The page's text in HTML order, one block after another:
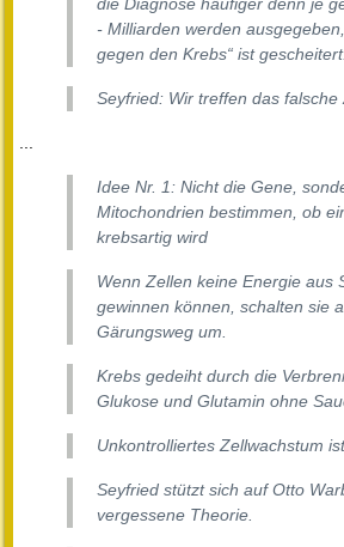
die Diagnose häufiger denn je
- Milliarden werden
gegen den Krebs“ ist gescheitert.
Seyfried: Wir treffen das falsche
...
Idee Nr. 1: Nicht die Gene,
Mitochondrien bestimmen, ob
krebsartig wird
Wenn Zellen keine Energie aus
gewinnen können, schalten sie
Gärungsweg um.
Krebs gedeiht durch die
Glukose und Glutamin ohne
Unkontrolliertes Zellwachstum
Seyfried stützt sich auf Otto
vergessene Theorie.